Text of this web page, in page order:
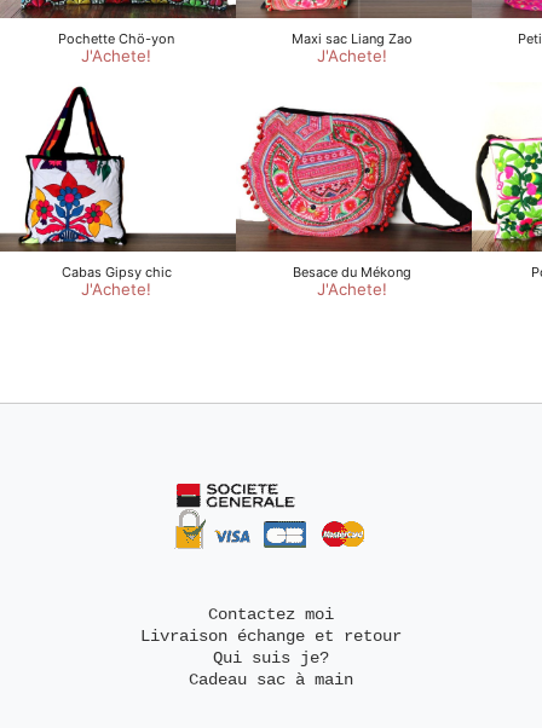
Contactez moi
Livraison échange et retour
Qui suis je?
Cadeau sac à main